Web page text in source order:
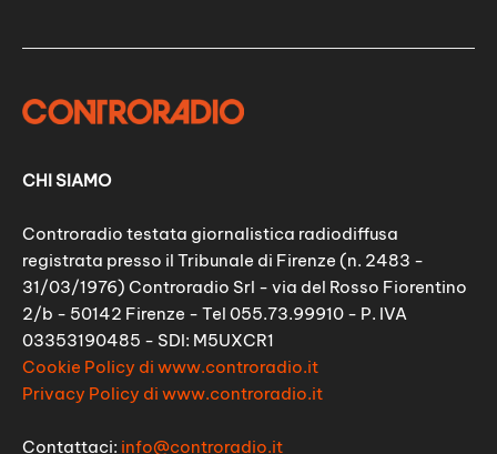
CHI SIAMO
Controradio testata giornalistica radiodiffusa
registrata presso il Tribunale di Firenze (n. 2483 -
31/03/1976) Controradio Srl - via del Rosso Fiorentino
2/b - 50142 Firenze - Tel 055.73.99910 - P. IVA
03353190485 - SDI: M5UXCR1
Cookie Policy di www.controradio.it
Privacy Policy di www.controradio.it
Contattaci: info@controradio.it